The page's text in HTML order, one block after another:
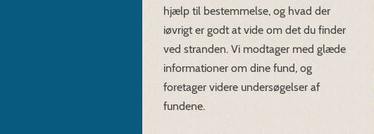
hjælp til bestemmelse, og hvad der
iøvrigt er godt at vide om det du finder
ved stranden. Vi modtager med glæde
informationer om dine fund, og
foretager videre undersøgelser af
fundene.